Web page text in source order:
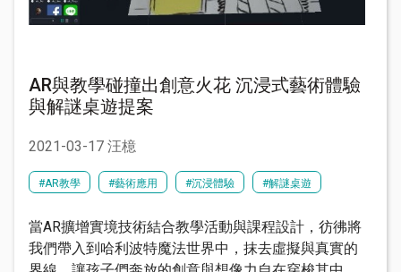
AR與教學碰撞出創意火花 沉浸式藝術體驗
與解謎桌遊提案
2021-03-17 汪檍
#AR教學 #藝術應用 #沉浸體驗 #解謎桌遊
當AR擴增實境技術結合教學活動與課程設計，彷彿將
我們帶入到哈利波特魔法世界中，抹去虛擬與真實的